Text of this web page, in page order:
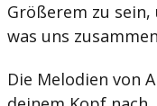
Größerem zu
was uns
Die Melodien von